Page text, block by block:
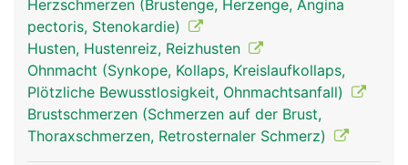
Herzschmerzen (Brustenge, Herzenge, Angina
pectoris, Stenokardie)
Husten, Hustenreiz, Reizhusten
Ohnmacht (Synkope, Kollaps, Kreislaufkollaps,
Plötzliche Bewusstlosigkeit, Ohnmachtsanfall)
Brustschmerzen (Schmerzen auf der Brust,
Thoraxschmerzen, Retrosternaler Schmerz)